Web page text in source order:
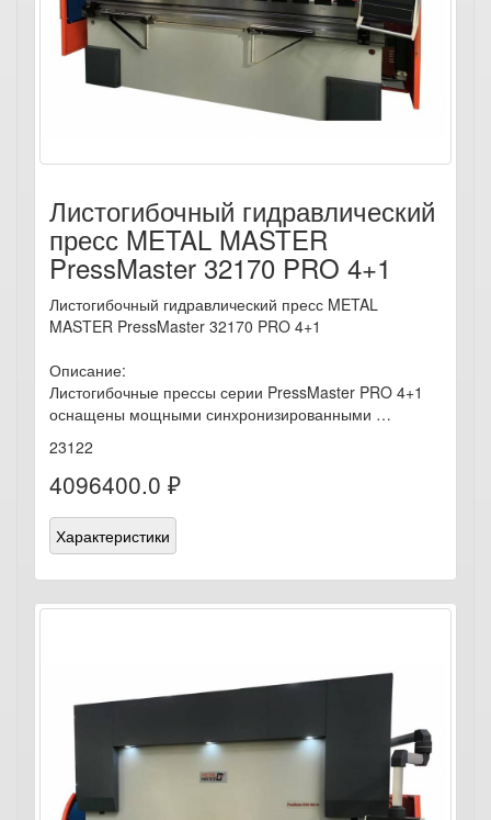
Листогибочный гидравлический
пресс METAL MASTER
PressMaster 32170 PRO 4+1
Листогибочный гидравлический пресс METAL
MASTER PressMaster 32170 PRO 4+1
Описание:
Листогибочные прессы серии PressMaster PRO 4+1
оснащены мощными синхронизированными …
23122
4096400.0 ₽
Характеристики